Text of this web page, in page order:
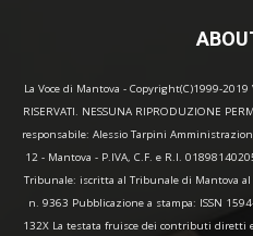
La Voce di Mantova - Copyright(C)1999-2019
RISERVATI. NESSUNA RIPRODUZIONE
responsabile: Alessio Tarpini
12 - Mantova - P.IVA, C.F. e R.I.
Tribunale: iscritta al Tribunale di Mantova
n. 9363 Pubblicazione a stampa: ISSN
132X La testata fruisce dei contributi diretti